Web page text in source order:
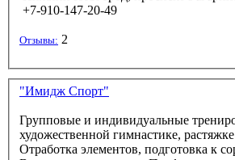
+7-910-147-20-49
Отзывы: 2
"Имидж Спорт"
Групповые и индивидуальные
художественной гимнастике,
Отработка элементов, подготовка к